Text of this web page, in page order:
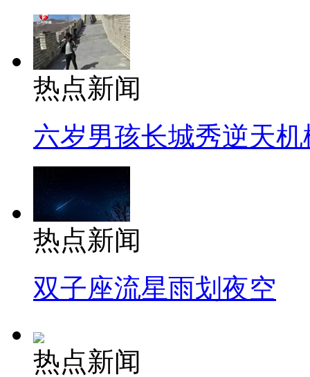
热点新闻
六岁男孩长城秀逆天机
热点新闻
双子座流星雨划夜空
热点新闻